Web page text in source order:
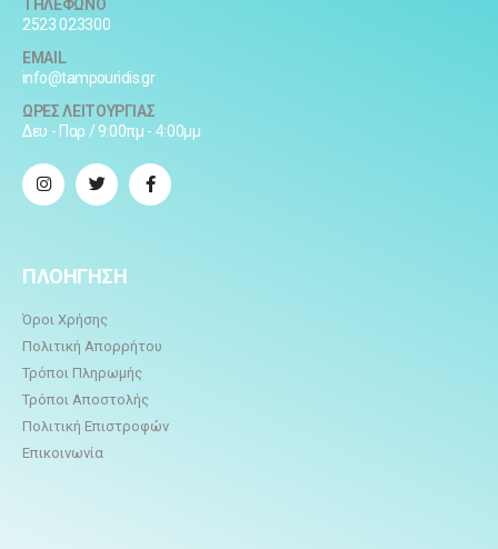
ΤΗΛΕΦΩΝΟ
2523 023300
EMAIL
info@tampouridis.gr
ΩΡΕΣ ΛΕΙΤΟΥΡΓΙΑΣ
Δευ - Παρ / 9:00πμ - 4:00μμ
ΠΛΟΗΓΗΣΗ
Όροι Χρήσης
Πολιτική Απορρήτου
Τρόποι Πληρωμής
Τρόποι Αποστολής
Πολιτική Επιστροφών
Επικοινωνία